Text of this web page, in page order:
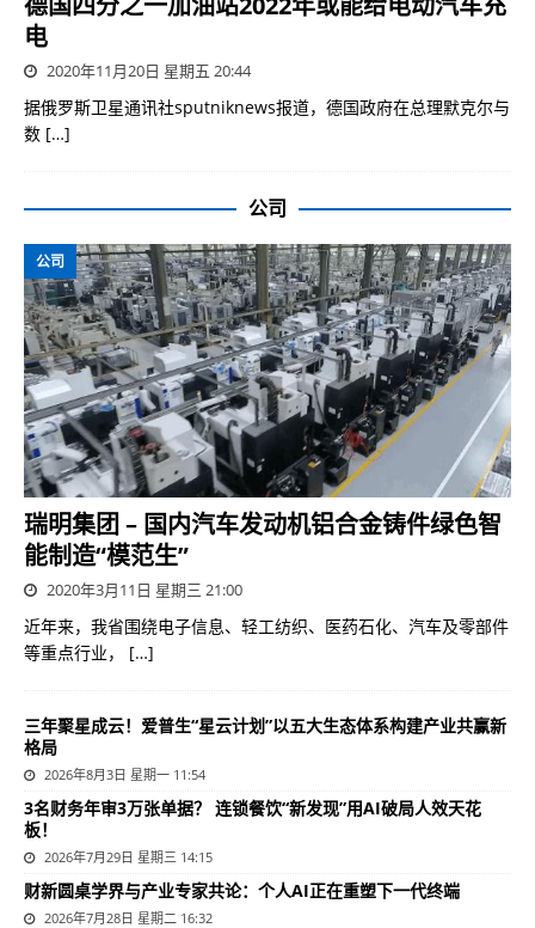
电
2020年11月20日 星期五 20:44
据俄罗斯卫星通讯社sputniknews报道，德国政府在总理默克尔与
数 […]
公司
公司
瑞明集团 – 国内汽车发动机铝合金铸件绿色智
能制造“模范生”
2020年3月11日 星期三 21:00
近年来，我省围绕电子信息、轻工纺织、医药石化、汽车及零部件
等重点行业， […]
三年聚星成云！爱普生“星云计划”以五大生态体系构建产业共赢新
格局
2026年8月3日 星期一 11:54
3名财务年审3万张单据？ 连锁餐饮“新发现”用AI破局人效天花
板！
2026年7月29日 星期三 14:15
财新圆桌学界与产业专家共论：个人AI正在重塑下一代终端
2026年7月28日 星期二 16:32